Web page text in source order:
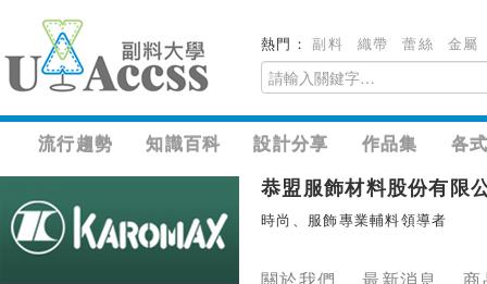
熱門：副料 織帶 蕾絲 金屬
流行趨勢 知識百科 設計分享 作品集 各
恭盟服飾材料股份有限
時尚、服飾專業輔料領導者